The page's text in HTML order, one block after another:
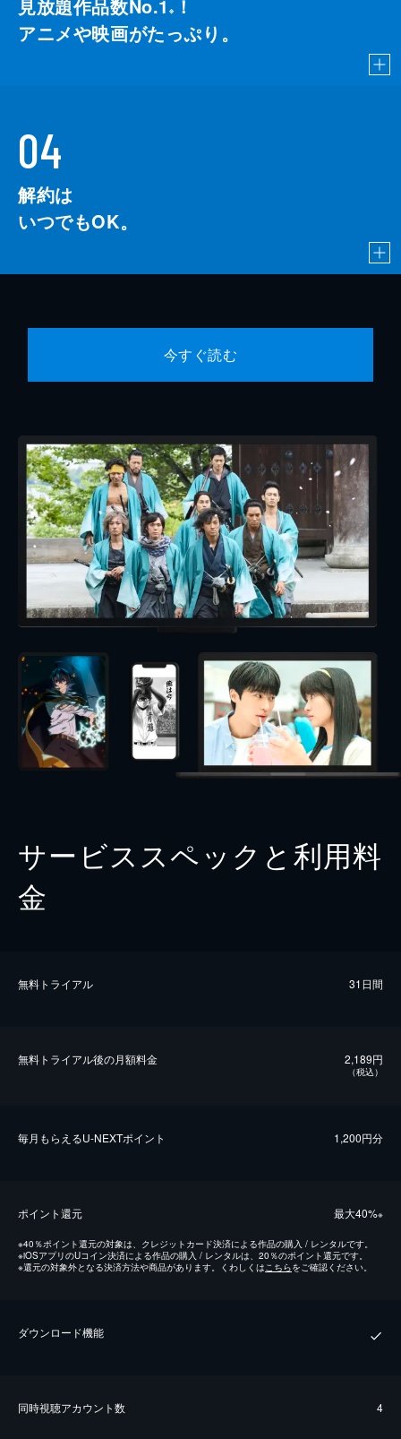
見放題作品数No.1 ※
！
アニメや映画がたっぷり。
04
解約は
いつでもOK。
今すぐ読む
サービススペックと利用料
金
無料トライアル 31日間
無料トライアル後の⽉額料金 2,189円
（税込）
毎⽉もらえるU-NEXTポイント 1,200円分
ポイント還元 最⼤40%※
※40％ポイント還元の対象は、クレジットカード決済による作品の購入 / レンタルです。
※iOSアプリのUコイン決済による作品の購入 / レンタルは、20％のポイント還元です。
※還元の対象外となる決済方法や商品があります。くわしくはこちらをご確認ください。
ダウンロード機能
同時視聴アカウント数 4